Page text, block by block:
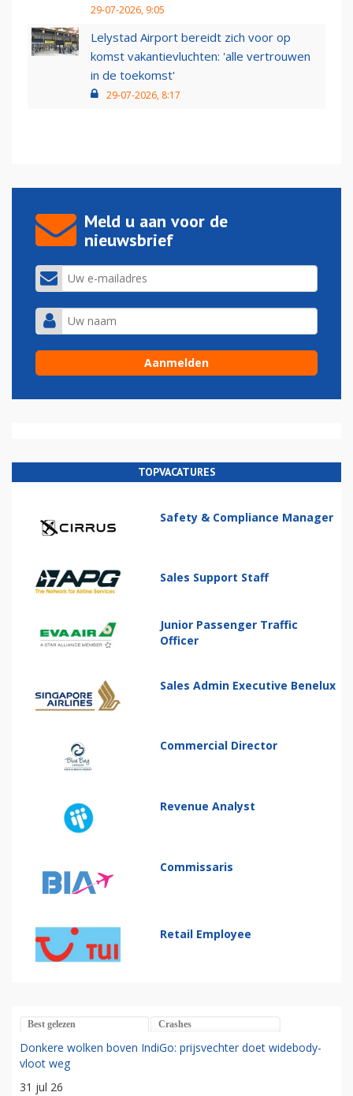
29-07-2026, 9:05
Lelystad Airport bereidt zich voor op
komst vakantievluchten: 'alle vertrouwen
in de toekomst'
29-07-2026, 8:17
Meld u aan voor de
nieuwsbrief
TOPVACATURES
Safety & Compliance Manager
Sales Support Staff
Junior Passenger Traffic
Officer
Sales Admin Executive Benelux
Commercial Director
Revenue Analyst
Commissaris
Retail Employee
Best gelezen Crashes
Donkere wolken boven IndiGo: prijsvechter doet widebody-
vloot weg
31 jul 26